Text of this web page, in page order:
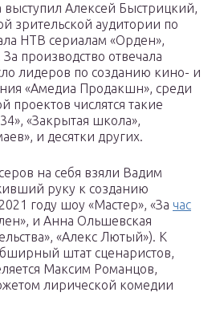
Алексей Быстрицкий,
зрительской аудитории по
НТВ сериалам «Орден»,
производство отвечала
лидеров по созданию кино- и
«Амедиа Продакшн», среди
проектов числятся такие
«Закрытая школа»,
и десятки других.
на себя взяли Вадим
руку к созданию
году шоу «Мастер», «За час
и Анна Ольшевская
«Алекс Лютый»). К
штат сценаристов,
Максим Романцов,
лирической комедии